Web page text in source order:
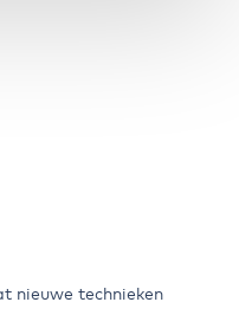
nieuwe technieken